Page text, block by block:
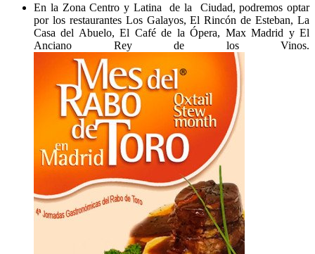
En la Zona Centro y Latina de la Ciudad, podremos optar
por los restaurantes Los Galayos, El Rincón de Esteban, La
Casa del Abuelo, El Café de la Ópera, Max Madrid y El
Anciano Rey de los Vinos.